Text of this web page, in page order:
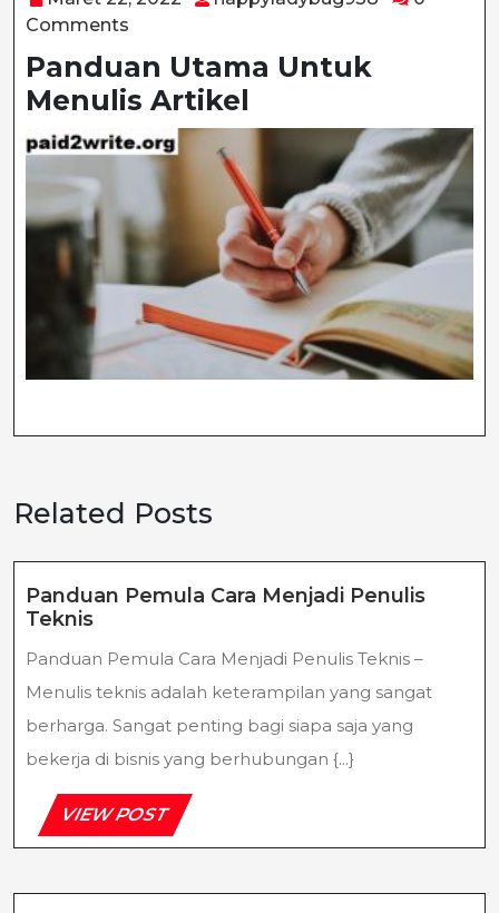
Comments
Panduan Utama Untuk
Menulis Artikel
Related Posts
Panduan Pemula Cara Menjadi Penulis
TeknisPanduan
Cara
Menjadi
Teknis
Panduan Pemula Cara Menjadi Penulis Teknis –
Menulis teknis adalah keterampilan yang sangat
berharga. Sangat penting bagi siapa saja yang
bekerja di bisnis yang berhubungan {...}
VIEW POSTVIEW
POST